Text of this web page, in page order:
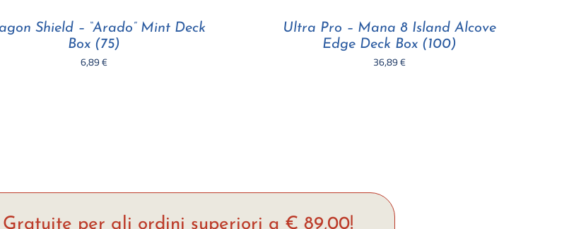
Shield – “Arado” Mint Deck
Box (75)
6,89€
Ultra Pro – Mana 8 Island Alcove
Edge Deck Box (100)
36,89€
Gratuite per gli ordini superiori a € 89,00!